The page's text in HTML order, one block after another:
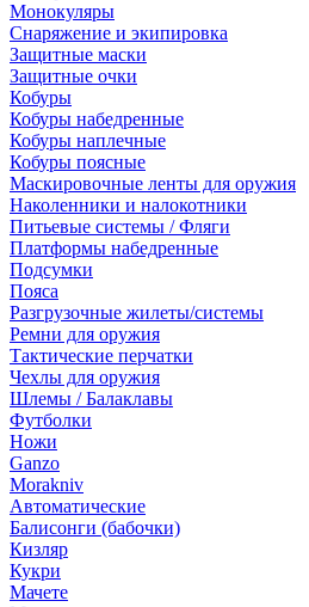
Монокуляры
Снаряжение и экипировка
Защитные маски
Защитные очки
Кобуры
Кобуры набедренные
Кобуры наплечные
Кобуры поясные
Маскировочные ленты для оружия
Наколенники и налокотники
Питьевые системы / Фляги
Платформы набедренные
Подсумки
Пояса
Разгрузочные жилеты/системы
Ремни для оружия
Тактические перчатки
Чехлы для оружия
Шлемы / Балаклавы
Футболки
Ножи
Ganzo
Morakniv
Автоматические
Балисонги (бабочки)
Кизляр
Кукри
Мачете